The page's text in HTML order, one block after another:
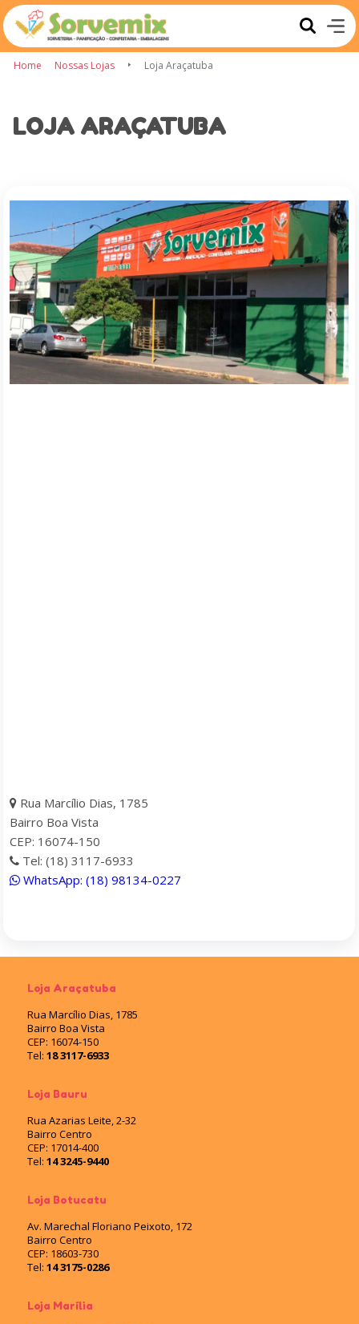
Home Nossas Lojas Loja Araçatuba
LOJA ARAÇATUBA
Rua Marcílio Dias, 1785
Bairro Boa Vista
CEP: 16074-150
Tel: (18) 3117-6933
WhatsApp: (18) 98134-0227
Loja Araçatuba
Rua Marcílio Dias, 1785
Bairro Boa Vista
CEP: 16074-150
Tel: 18 3117-6933
Loja Bauru
Rua Azarias Leite, 2-32
Bairro Centro
CEP: 17014-400
Tel: 14 3245-9440
Loja Botucatu
Av. Marechal Floriano Peixoto, 172
Bairro Centro
CEP: 18603-730
Tel: 14 3175-0286
Loja Marília